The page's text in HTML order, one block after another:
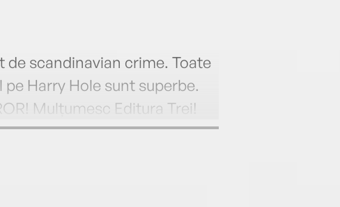
scandinavian crime. Toate
Harry Hole sunt superbe.
Mulțumesc Editura Trei!